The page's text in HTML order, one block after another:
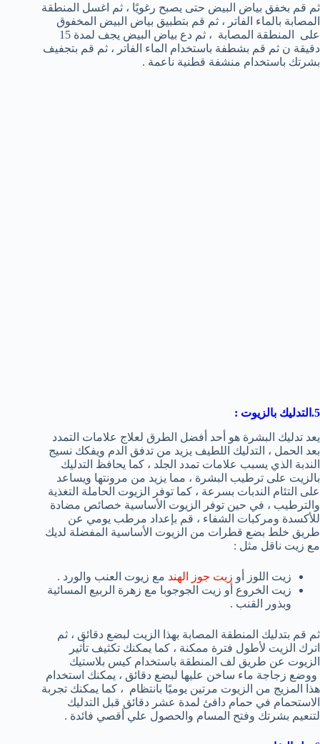
ثم قم بخفق بياض البيض حتى يصبح رغويًا ، ثم اغسل المنطقة
المصابة بالماء الفاتر ، ثم قم بتطبيق بياض البيض المخفوق
على المنطقة المصابة ، ثم دع بياض البيض يجف لمدة 15
دقيقة ن ثم قم بشطفة باستخدام الماء الفاتر ، ثم قم بتجفيف
بشرتك باستخدام منشفة قطنية ناعمة .
5.التدليك بالزيوت :
يعد تدليك البشرة هو أحد أفضل الطرق لعلاج علامات التمدد
بعد الحمل ، التدليك اللطيف يزيد من تدفق الدم ويفكك نسيج
الندبة الذي يسبب علامات تمدد الجلد ، كما يحافظ التدليك
بالزيت على ترطيب البشرة ، مما يزيد من مرونتها ويساعد
على التئام الندبات بسرعة ، كما توفر الزيوت الحاملة التغذية
والترطيب ، في حين توفر الزيوت الأساسية خصائص مضادة
للأكسدة ومركبات الشفاء ، قم بإعداد مرطب يومي عن
طريق خلط بضع قطرات من الزيوت الأساسية المفضلة لديك
مع زيت ناقل مثل :
زيت اللوز أو زيت جوز الهند مع زيوت العنب والورد .
زيت الخروع أو زيت الجوجوبا مع زهرة الربيع المسائية
وبذور القنب .
ثم قم بتدليك المنطقة المصابة بهذا الزيت لبضع دقائق ، ثم
اترك الزيت لأطول فترة ممكنة ، كما يمكنك تكثيف تأثير
الزيوت عن طريق لف المنطقة باستخدام كيس بلاستيك
ووضع زجاجة ماء ساخن عليها لبضع دقائق ، يمكنك استخدام
هذا المزيج من الزيوت مرتين يوميًا بانتظام ، كما يمكنك تجربة
الاستحمام في حمام دافئ لمدة عشر دقائق قبل التدليك
لتنعيم بشرتك وفتح المسام والحصول علي أقصي فائدة .